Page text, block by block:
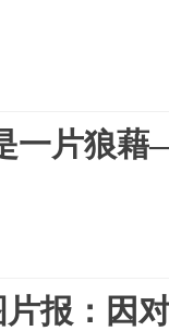
一片狼
片报：因